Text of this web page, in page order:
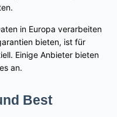
in Europa verarbeiten
bieten, ist für
Einige Anbieter bieten
an.
Best